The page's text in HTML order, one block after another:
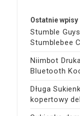
Ostatnie wpisy
Stumble
Stumblebee
Niimbot
Bluetooth
Długa
kopertowy